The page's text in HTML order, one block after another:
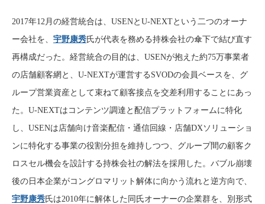
2017年12月の経営統合は、USENとU-NEXTという二つのオーナ
ー会社を、 宇野康秀氏が代表を務める持株会社の傘下で結び直す
再構成だった。経営統合の目的は、USENが抱えた約75万事業者
の店舗顧客網と、U-NEXTが運営するSVODの会員ベースを、グ
ループ営業資産として束ねて顧客接点を交差利用することにあっ
た。U-NEXTはコンテンツ調達と配信プラットフォームに特化
し、USENは店舗向け音楽配信・通信回線・店舗DXソリューショ
ンに特化する事業の役割分担を維持しつつ、グループ間の顧客ク
ロスセル機会を設計する持株会社の解法を採用した。バブル崩壊
後の日本企業がコングロマリット解体に向かう流れと逆方向で、
宇野康秀氏は2010年に解体した同氏オーナーの企業群を、別形式